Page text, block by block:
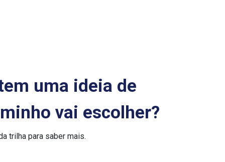
uma ideia de
vai escolher?
trilha para saber mais.